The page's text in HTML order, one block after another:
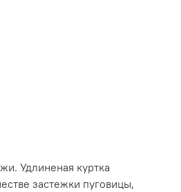
Удлиненая куртка
застежки пуговицы,